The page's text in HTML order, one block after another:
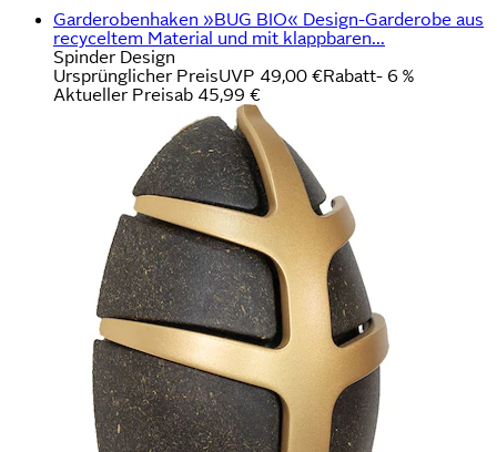
Garderobenhaken »BUG BIO« Design-Garderobe aus
recyceltem Material und mit klappbaren...
Spinder Design
Ursprünglicher PreisUVP 49,00 €Rabatt- 6 %
Aktueller Preisab 45,99 €